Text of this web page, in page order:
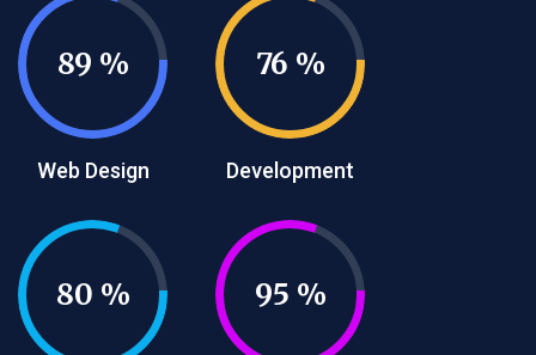
89
Web Design
76
Development
80 95